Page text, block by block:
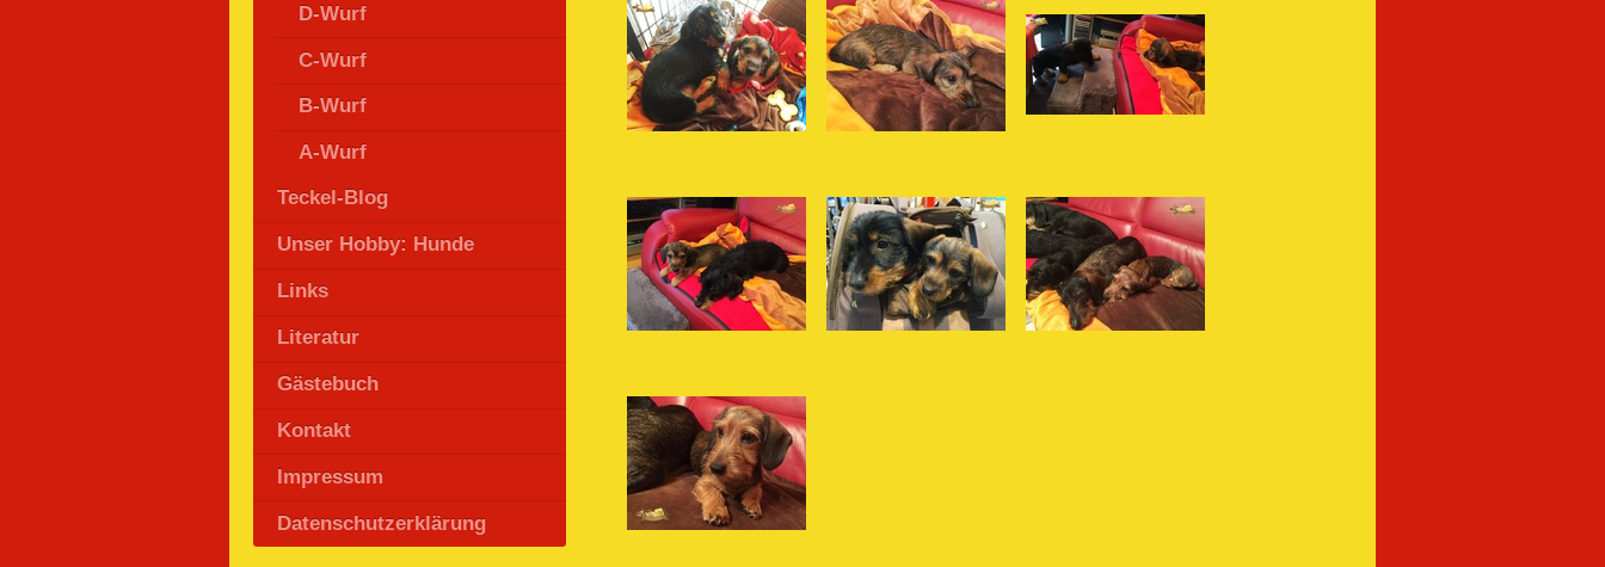
D-Wurf
C-Wurf
B-Wurf
A-Wurf
Teckel-Blog
Unser Hobby: Hunde
Links
Literatur
Gästebuch
Kontakt
Impressum
Datenschutzerklärung